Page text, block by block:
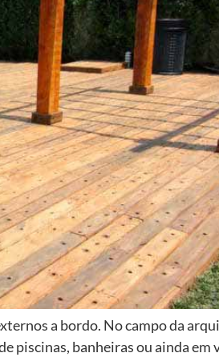
a bordo. No campo da
piscinas, banheiras ou ainda em